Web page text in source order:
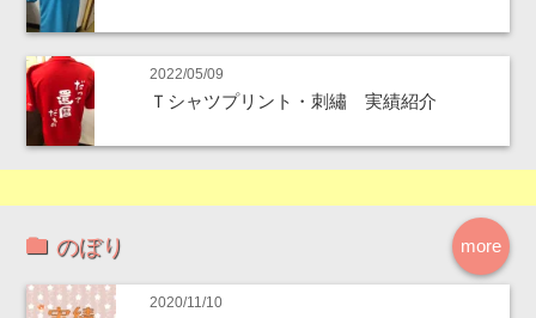
2022/05/09
Ｔシャツプリント・刺繡 実績紹介
more
のぼり
2020/11/10